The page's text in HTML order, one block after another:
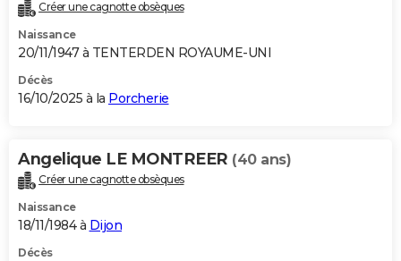
Créer une cagnotte obsèques
Naissance
20/11/1947 à TENTERDEN ROYAUME-UNI
Décès
16/10/2025 à la Porcherie
Angelique LE MONTREER (40 ans)
Créer une cagnotte obsèques
Naissance
18/11/1984 à Dijon
Décès